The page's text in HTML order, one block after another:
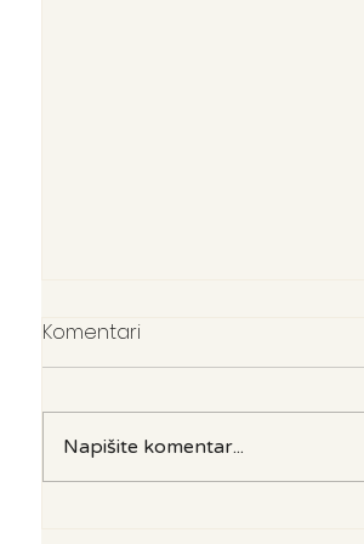
Komentari
Napišite komentar...